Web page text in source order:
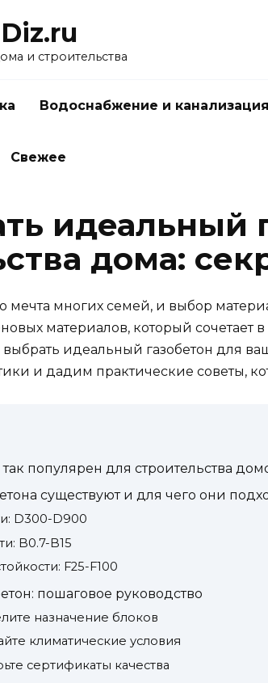
и строительства
Водоснабжение и канализация
Свежее
идеальный
дома:
мечта многих семей, и выбор
материалов, который
выбрать идеальный газобетон для
и дадим практические советы,
популярен для строительства
существуют и для чего они
D300-D900
B0.7-B15
F25-F100
пошаговое руководство
назначение блоков
климатические условия
сертификаты качества